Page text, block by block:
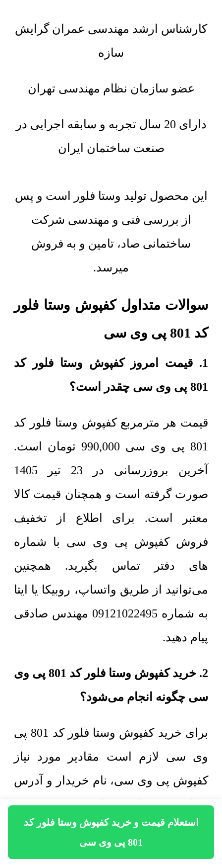
استعلام قیمت و خرید کفپوش وستا فلور کد
801 پی وی سی
کارشناس ارشد مهندسی عمران گرایش
سازه
عضو سازمان نظام مهندسی تهران
دارای 20 سال تجربه و سابقه اجرایی در
صنعت ساختمان ایران
این محصول تولید وستا فلور است و پس
از بررسی فنی و مهندسی شرکت
ساختمانی صاد، تامین و به فروش
میرسد.
سوالات متداول کفپوش وستا فلور
کد 801 پی وی سی
1. قیمت امروز کفپوش وستا فلور کد
801 پی وی سی چقدر است؟
قیمت هر مترمربع کفپوش وستا فلور کد
801 پی وی سی
990,000 تومان است.
آخرین بروزرسانی در 23 تیر 1405
صورت گرفته است و همچنان قیمت کالا
معتبر است. برای اطلاع از تخفیف
فروش کفپوش پی وی سی با شماره
های دفتر تماس بگیرید. همچنین
می‌توانید از طریق واتساپ، روبیکا یا ایتا
به شماره 09121022495 مهندس صادقی
پیام دهید.
2. خرید کفپوش وستا فلور کد 801 پی وی
سی چگونه انجام می‌شود؟
برای خرید کفپوش وستا فلور کد 801 پی
وی سی لازم است مقادیر مورد نیاز
کفپوش پی وی سی، نام خریدار و آدرس
محل پروژه را به شماره ۰۹۱۲۱۰۲۲۴۹۵
مهندس صادقی در واتساپ، روبیکا یا ایتا
ارسال کنید. همکاران واحد فروش در